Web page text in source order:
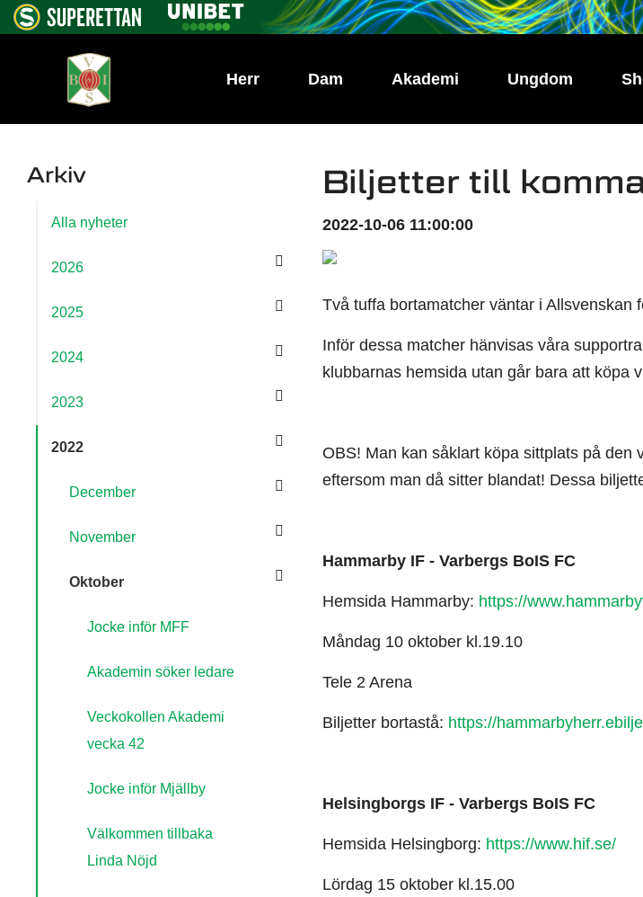
Herr Dam Akademi Ungdom
Arkiv
Alla nyheter
2026
2025
2024
2023
2022
December
November
Oktober
Jocke inför MFF
Akademin söker ledare
Veckokollen Akademi
vecka 42
Jocke inför Mjällby
Välkommen tillbaka
Linda Nöjd
Biljetter till
2022-10-06 11:00:00
Två tuffa bortamatcher väntar i Allsvenskan
Inför dessa matcher hänvisas våra
klubbarnas hemsida utan går bara att köpa
OBS! Man kan såklart köpa sittplats på den
eftersom man då sitter blandat! Dessa
Hammarby IF - Varbergs BoIS FC
Hemsida Hammarby: https://
Måndag 10 oktober kl.19.10
Tele 2 Arena
Biljetter bortastå: https://
Helsingborgs IF - Varbergs BoIS FC
Hemsida Helsingborg: https://www.hif.se/
Lördag 15 oktober kl.15.00